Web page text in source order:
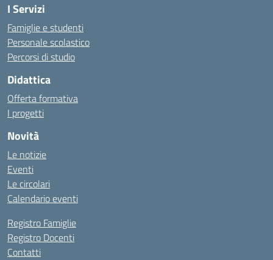
I Servizi
Famiglie e studenti
Personale scolastico
Percorsi di studio
Didattica
Offerta formativa
I progetti
Novità
Le notizie
Eventi
Le circolari
Calendario eventi
Registro Famiglie
Registro Docenti
Contatti